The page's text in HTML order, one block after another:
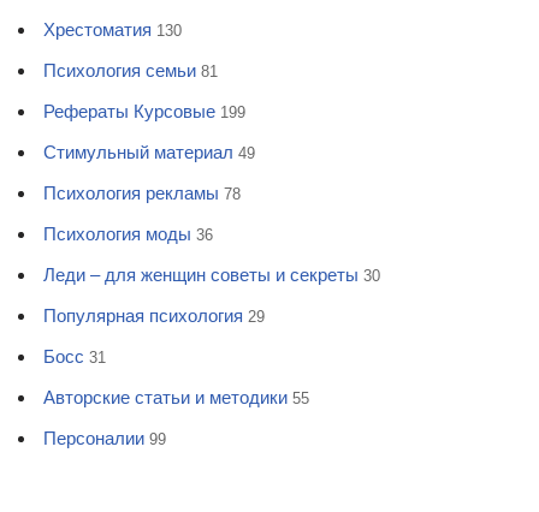
Хрестоматия 130
Психология семьи 81
Рефераты Курсовые 199
Стимульный материал 49
Психология рекламы 78
Психология моды 36
Леди – для женщин советы и секреты 30
Популярная психология 29
Босс 31
Авторские статьи и методики 55
Персоналии 99